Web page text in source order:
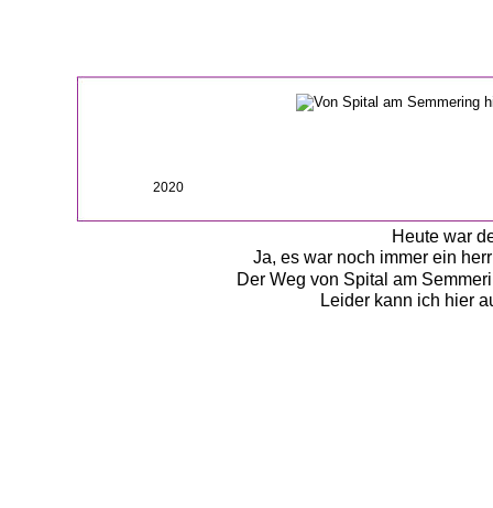
Heute war
Ja, es war noch immer ein
Der Weg von Spital am
Leider kann ich hier
2020